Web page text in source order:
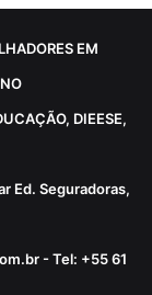
EM
DIEESE,
Ed. Seguradoras,
- Tel: +55 61